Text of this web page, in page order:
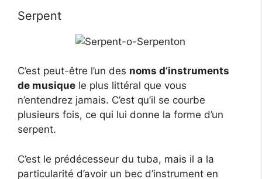
Serpent
C’est peut-être l’un des noms d’instruments
de musique le plus littéral que vous
n’entendrez jamais. C’est qu’il se courbe
plusieurs fois, ce qui lui donne la forme d’un
serpent.
C’est le prédécesseur du tuba, mais il a la
particularité d’avoir un bec d’instrument en